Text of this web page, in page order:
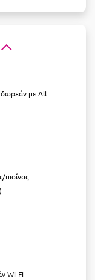
δωρεάν με All
πισίνας
Wi-Fi